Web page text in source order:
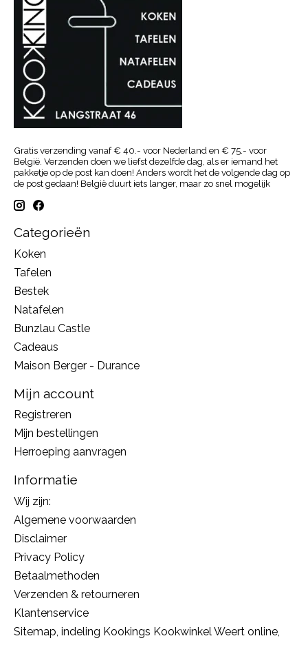
Gratis verzending vanaf € 40.- voor Nederland en € 75.- voor
België. Verzenden doen we liefst dezelfde dag, als er iemand het
pakketje op de post kan doen! Anders wordt het de volgende dag op
de post gedaan! België duurt iets langer, maar zo snel mogelijk
Categorieën
Koken
Tafelen
Bestek
Natafelen
Bunzlau Castle
Cadeaus
Maison Berger - Durance
Mijn account
Registreren
Mijn bestellingen
Herroeping aanvragen
Informatie
Wij zijn:
Algemene voorwaarden
Disclaimer
Privacy Policy
Betaalmethoden
Verzenden & retourneren
Klantenservice
Sitemap, indeling Kookings Kookwinkel Weert online,